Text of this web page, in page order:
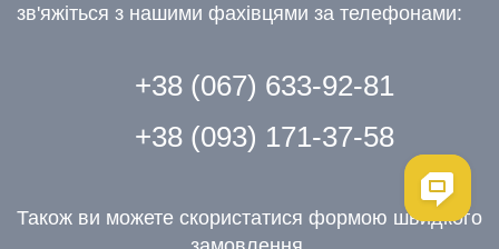
зв'яжіться з нашими фахівцями за телефонами:
+38 (067) 633-92-81
+38 (093) 171-37-58
Також ви можете скористатися формою швидкого